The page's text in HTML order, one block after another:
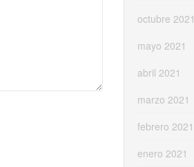
octubre 2021
mayo 2021
abril 2021
marzo 2021
febrero 2021
enero 2021